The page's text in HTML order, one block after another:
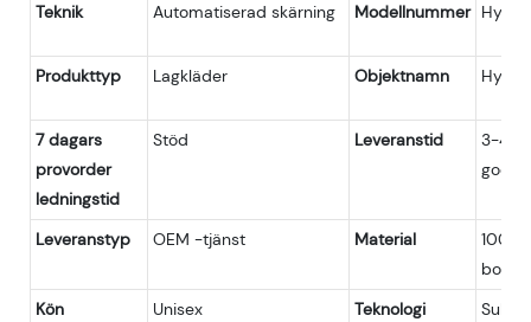
Teknik Automatiserad skärning Modellnummer
Produkttyp Lagkläder Objektnamn
7 dagars
provorder
ledningstid
Stöd Leveranstid
3-4
Leveranstyp OEM -tjänst Material
100%
Kön
Unisex Teknologi